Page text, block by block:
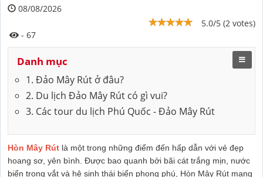
08/08/2026
5.0/5 (2 votes)
- 67
Danh mục
1. Đảo Mây Rút ở đâu?
2. Du lịch Đảo Mây Rút có gì vui?
3. Các tour du lịch Phú Quốc - Đảo Mây Rút
Hòn Mây Rút là một trong những điểm đến hấp dẫn với vẻ đẹp
hoang sơ, yên bình. Được bao quanh bởi bãi cát trắng mịn, nước
biển trong vắt và hệ sinh thái biển phong phú, Hòn Mây Rút mang